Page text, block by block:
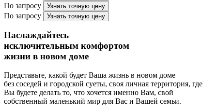
По запросу Узнать точную цену
По запросу Узнать точную цену
Наслаждайтесь
исключительным комфортом
жизни в новом доме
Представьте, какой будет Ваша жизнь в новом доме –
без соседей и городской суеты, своя личная территория, где
Вы будете делать то, что хочется именно Вам, свой
собственный маленький мир для Вас и Вашей семьи.